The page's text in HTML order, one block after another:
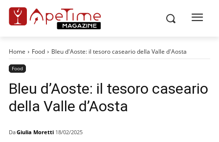
Home Food Bleu d'Aoste: il tesoro caseario della Valle d'Aosta
Food
Bleu d’Aoste: il tesoro caseario
della Valle d’Aosta
DaGiulia Moretti 18/02/2025